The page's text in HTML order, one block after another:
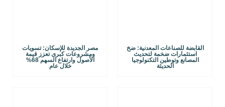
القابضة للصناعات المعدنية: ضخ
استثمارات ضخمة لتحديث
المصانع وتوطين التكنولوجيا
الحديثة
مصر الجديدة للإسكان: تسويات
ومشروعات كبرى تعزز قيمة
الأصول وارتفاع السهم 68%
خلال عام